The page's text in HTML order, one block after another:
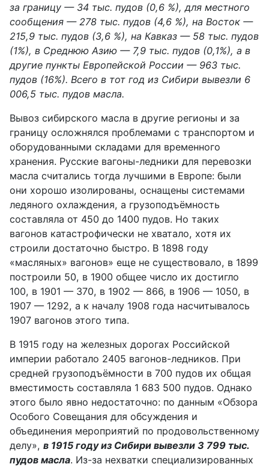
за границу — 34 тыс. пудов (0,6 %), для местного
сообщения — 278 тыс. пудов (4,6 %), на Восток —
215,9 тыс. пудов (3,6 %), на Кавказ — 58 тыс. пудов
(1%), в Среднюю Азию — 7,9 тыс. пудов (0,1%), а в
другие пункты Европейской России — 963 тыс.
пудов (16%). Всего в тот год из Сибири вывезли 6
006,5 тыс. пудов масла.
Вывоз сибирского масла в другие регионы и за
границу осложнялся проблемами с транспортом и
оборудованными складами для временного
хранения. Русские вагоны-ледники для перевозки
масла считались тогда лучшими в Европе: были
они хорошо изолированы, оснащены системами
ледяного охлаждения, а грузоподъёмность
составляла от 450 до 1400 пудов. Но таких
вагонов катастрофически не хватало, хотя их
строили достаточно быстро. В 1898 году
«масляных» вагонов» еще не существовало, в 1899
построили 50, в 1900 общее число их достигло
100, в 1901 — 370, в 1902 — 866, в 1906 — 1050, в
1907 — 1292, а к началу 1908 года насчитывалось
1907 вагонов этого типа.
В 1915 году на железных дорогах Российской
империи работало 2405 вагонов-ледников. При
средней грузоподъёмности в 700 пудов их общая
вместимость составляла 1 683 500 пудов. Однако
этого было явно недостаточно: по данным «Обзора
Особого Совещания для обсуждения и
объединения мероприятий по продовольственному
делу», в 1915 году из Сибири вывезли 3 799 тыс.
пудов масла. Из-за нехватки специализированных